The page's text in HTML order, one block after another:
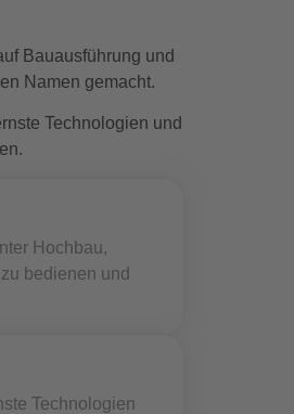
Bauausführung und
Namen gemacht.
Technologien und
Hochbau,
bedienen und
Technologien